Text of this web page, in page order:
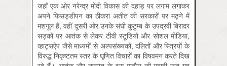
जहाँ एक ओर नरेन्द्र मोदी विकास की दहाड़ पर लगाम लगाकर
अपने फिसड्डीपन का ठीकरा अतीत की सरकारों पर मढ़ने में
मशगूल हैं, वहीं दूसरी ओर उनके संघी कुटुम्ब के उपद्रवी बिरादर
सड़कों पर आतंक से लेकर टीवी स्टूडियो और सोशल मीडिया,
व्हाट्सऐप जैसे माध्यमों से अल्पसंख्यकों, दलितों और स्त्रियों के
विरुद्ध निकृष्टतम स्तर के घृणि‍त विचारों का विषवमन करते दिख